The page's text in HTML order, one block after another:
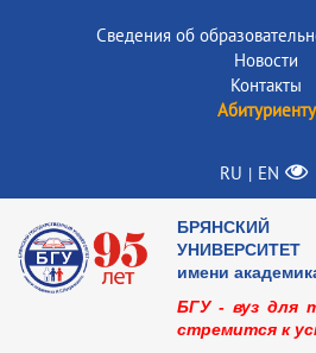
Сведения об
Новости
Контакты
Абитуриенту
RU | EN
БРЯНСКИЙ
УНИВЕРСИТЕТ
имени
БГУ - вуз для
стремится к